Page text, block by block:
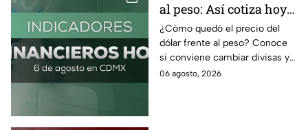
al peso: Así cotiza hoy 6
de agosto 2026
¿Cómo quedó el precio del
dólar frente al peso? Conoce
si conviene cambiar divisas y
cómo el flujo en el estrecho de
06 agosto, 2026